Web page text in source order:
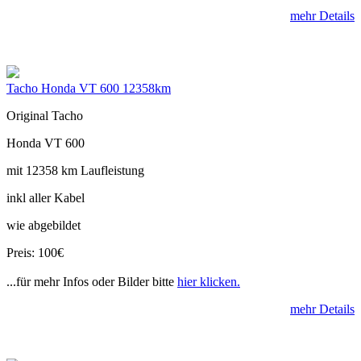
mehr Details
Tacho Honda VT 600 12358km
Original Tacho
Honda VT 600
mit 12358 km Laufleistung
inkl aller Kabel
wie abgebildet
Preis: 100€
...für mehr Infos oder Bilder bitte hier klicken.
mehr Details